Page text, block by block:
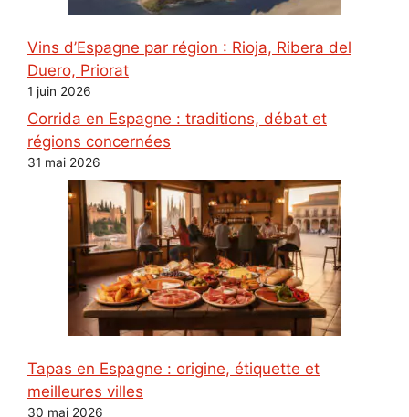
Vins d’Espagne par région : Rioja, Ribera del
Duero, Priorat
1 juin 2026
Corrida en Espagne : traditions, débat et
régions concernées
31 mai 2026
Tapas en Espagne : origine, étiquette et
meilleures villes
30 mai 2026